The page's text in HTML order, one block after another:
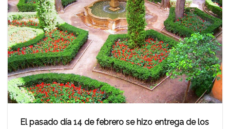
El pasado día 14 de febrero se hizo entrega de los